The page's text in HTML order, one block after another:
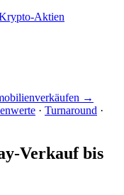
Aktien
→
· Turnaround ·
Verkauf bis